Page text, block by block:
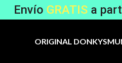
Envío GRATIS a
ORIGINAL DONKYS